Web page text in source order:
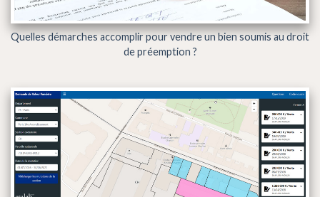
Quelles démarches accomplir pour vendre un bien soumis au droit
de préemption ?